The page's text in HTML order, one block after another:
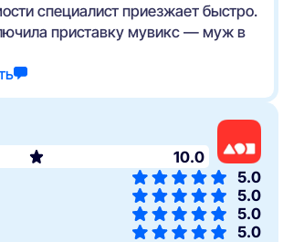
специалист приезжает быстро.
приставку мувикс — муж в
10.0
5.0
5.0
5.0
5.0